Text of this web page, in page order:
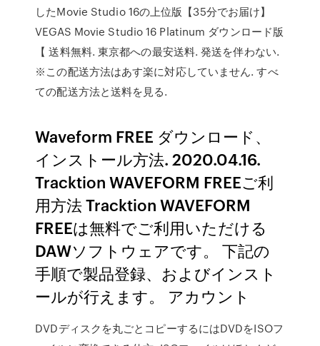
したMovie Studio 16の上位版【35分でお届け】
VEGAS Movie Studio 16 Platinum ダウンロード版
【 送料無料. 東京都への最安送料. 発送を伴わない.
※この配送方法はあす楽に対応していません. すべ
ての配送方法と送料を見る.
Waveform FREE ダウンロード、
インストール方法. 2020.04.16.
Tracktion WAVEFORM FREEご利
用方法 Tracktion WAVEFORM
FREEは無料でご利用いただける
DAWソフトウェアです。 下記の
手順で製品登録、およびインスト
ールが行えます。 アカウント
DVDディスクを丸ごとコピーするにはDVDをISOフ